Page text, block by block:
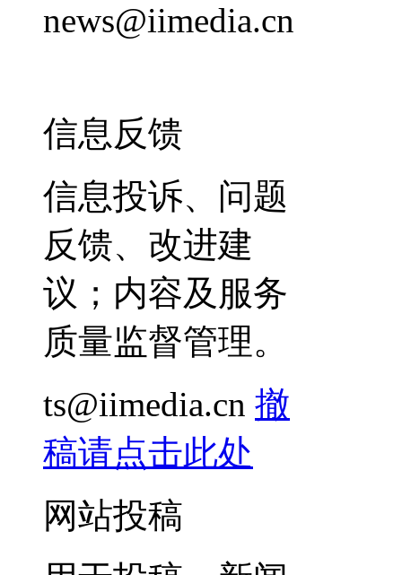
news@iimedia.cn
信息反馈
信息投诉、问题
反馈、改进建
议；内容及服务
质量监督管理。
ts@iimedia.cn 撤
稿请点击此处
网站投稿